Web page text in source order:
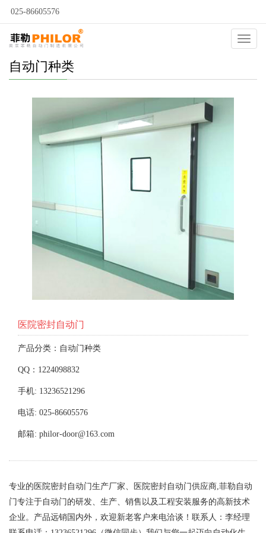
025-86605576
自动门种类
医院密封自动门
产品分类：自动门种类
QQ：1224098832
手机: 13236521296
电话: 025-86605576
邮箱: philor-door@163.com
专业的医院密封自动门生产厂家、医院密封自动门供应商,菲勒自动
门专注于自动门的研发、生产、销售以及工程安装服务的高新技术
企业。产品远销国内外，欢迎新老客户来电洽谈！联系人：李经理